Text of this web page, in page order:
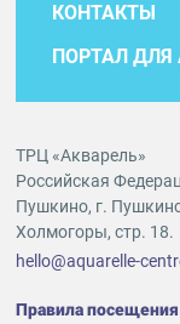
КОНТАКТЫ
ПОРТАЛ ДЛЯ
ТРЦ «Акварель»
Российская
Пушкино, г.
Холмогоры, стр. 18.
hello@aquarelle-
Правила